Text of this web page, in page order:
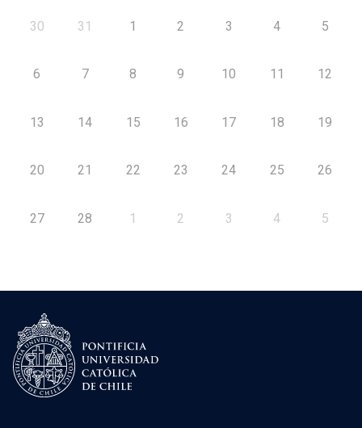
30 31 1 2 3 4 5
6 7 8 9 10 11 12
13 14 15 16 17 18 19
20 21 22 23 24 25 26
27 28 1 2 3 4 5